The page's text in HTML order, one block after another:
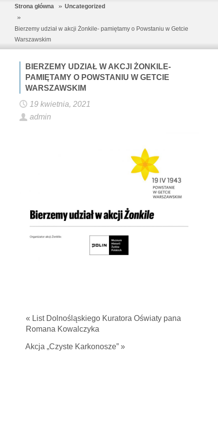
Strona główna Uncategorized
Bierzemy udział w akcji Żonkile- pamiętamy o Powstaniu w Getcie
Warszawskim
BIERZEMY UDZIAŁ W AKCJI ŻONKILE-
PAMIĘTAMY O POWSTANIU W GETCIE
WARSZAWSKIM
19 kwietnia, 2021
admin
« List Dolnośląskiego Kuratora Oświaty pana
Romana Kowalczyka
Akcja „Czyste Karkonosze” »